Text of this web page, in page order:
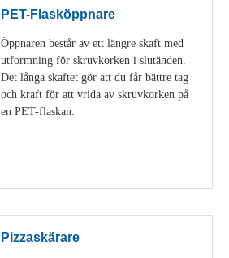
PET-Flasköppnare
Öppnaren består av ett längre skaft med
utformning för skruvkorken i slutänden.
Det långa skaftet gör att du får bättre tag
och kraft för att vrida av skruvkorken på
en PET-flaskan.
Pizzaskärare